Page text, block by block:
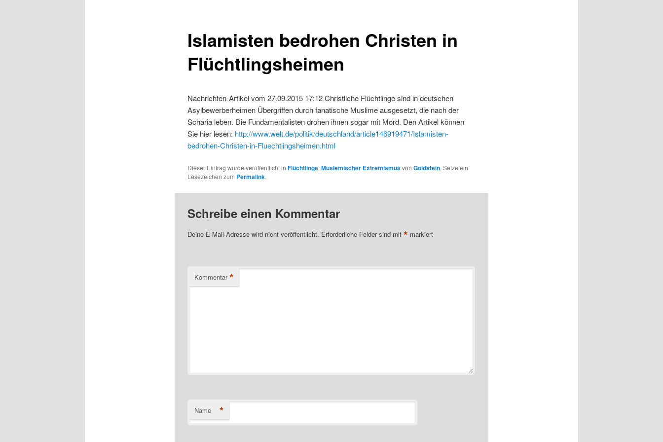
Islamisten bedrohen Christen in
Flüchtlingsheimen
Nachrichten-Artikel vom 27.09.2015 17:12 Christliche Flüchtlinge sind in deutschen
Asylbewerberheimen Übergriffen durch fanatische Muslime ausgesetzt, die nach der
Scharia leben. Die Fundamentalisten drohen ihnen sogar mit Mord. Den Artikel können
Sie hier lesen: http://www.welt.de/politik/deutschland/article146919471/Islamisten-
bedrohen-Christen-in-Fluechtlingsheimen.html
Dieser Eintrag wurde veröffentlicht in Flüchtlinge, Muslemischer Extremismusvon Goldstein. Setze ein
Lesezeichen zum Permalink.
Schreibe einen Kommentar
Deine E-Mail-Adresse wird nicht veröffentlicht. Erforderliche Felder sind mit * markiert
Kommentar *
Name *